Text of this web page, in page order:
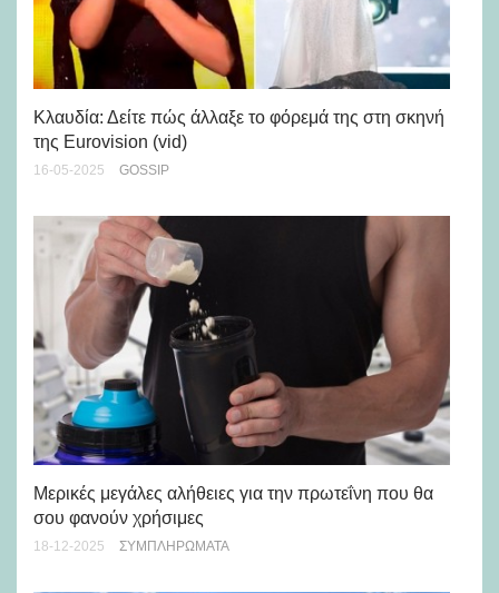
Κλαυδία: Δείτε πώς άλλαξε το φόρεμά της στη σκηνή
της Eurovision (vid)
16-05-2025 GOSSIP
Μερικές μεγάλες αλήθειες για την πρωτεΐνη που θα
σου φανούν χρήσιμες
18-12-2025 ΣΥΜΠΛΗΡΏΜΑΤΑ